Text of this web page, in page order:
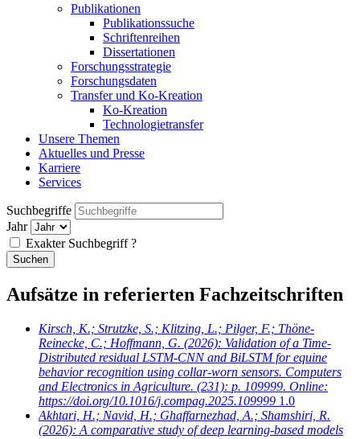
Publikationen
Publikationssuche
Schriftenreihen
Dissertationen
Forschungsstrategie
Forschungsdaten
Transfer und Ko-Kreation
Ko-Kreation
Technologietransfer
Unsere Themen
Aktuelles und Presse
Karriere
Services
Suchbegriffe
Jahr
Exakter Suchbegriff ?
Aufsätze in referierten Fachzeitschriften
Kirsch, K.; Strutzke, S.; Klitzing, L.; Pilger, F.; Thöne-
Reinecke, C.; Hoffmann, G. (2026): Validation of a Time-
Distributed residual LSTM-CNN and BiLSTM for equine
behavior recognition using collar-worn sensors. Computers
and Electronics in Agriculture. (231): p. 109999. Online:
https://doi.org/10.1016/j.compag.2025.109999 1.0
Akhtari, H.; Navid, H.; Ghaffarnezhad, A.; Shamshiri, R.
(2026): A comparative study of deep learning-based models